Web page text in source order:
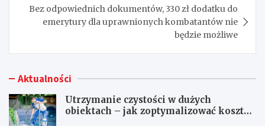
Bez odpowiednich dokumentów, 330 zł dodatku do
emerytury dla uprawnionych kombatantów nie
będzie możliwe
Aktualności
Utrzymanie czystości w dużych
obiektach – jak zoptymalizować koszty